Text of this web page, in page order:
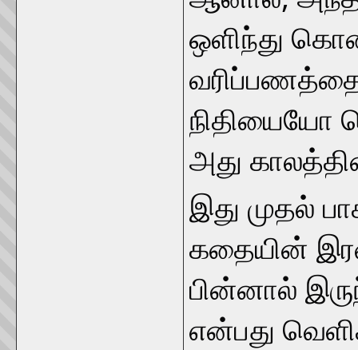
ஒளிந்து
நிதியையோ
அது
இது முதல்
கதையின்
பின்னால்
என்பது